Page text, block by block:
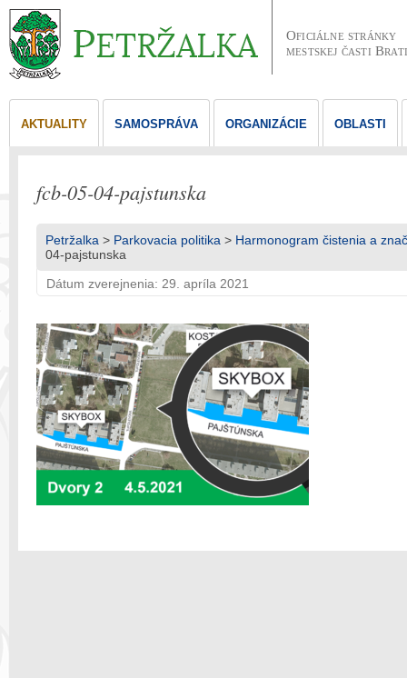
Oficiálne stránky
mestskej časti
AKTUALITY SAMOSPRÁVA ORGANIZÁCIE OBLASTI
fcb-05-04-pajstunska
Petržalka > Parkovacia politika > Harmonogram čistenia a
04-pajstunska
Dátum zverejnenia: 29. apríla 2021